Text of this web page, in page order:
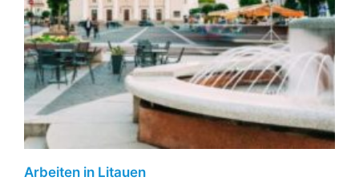
Arbeiten in Litauen